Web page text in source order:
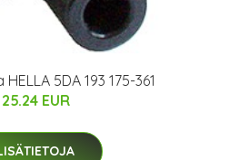
5DA 193 175-361
25.24 EUR